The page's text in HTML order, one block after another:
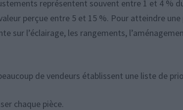
représentent souvent entre 1 et 4 %
perçue entre 5 et 15 %. Pour atteindre
sur l’éclairage, les rangements,
de vendeurs établissent une liste de
chaque pièce.